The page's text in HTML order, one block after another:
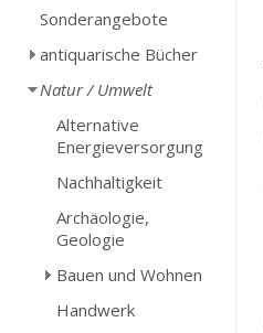
Sonderangebote
antiquarische Bücher
Natur / Umwelt
Alternative
Energieversorgung
Nachhaltigkeit
Archäologie,
Geologie
Bauen und Wohnen
Handwerk